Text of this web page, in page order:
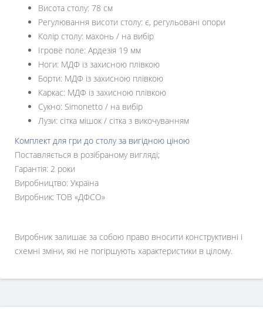
Висота столу: 78 см
Регулювання висоти столу: є, регульовані опори
Колір столу: махонь / на вибір
Ігрове поле: Ардезія 19 мм
Ноги: МДФ із захисною плівкою
Борти: МДФ із захисною плівкою
Каркас: МДФ із захисною плівкою
Сукно: Simonetto / на вибір
Лузи: сітка мішок / сітка з викочуванням
Комплект для гри до столу за вигідною ціною
Поставляється в розібраному вигляді;
Гарантія: 2 роки
Виробництво: Україна
Виробник: ТОВ «ДФСО»
Виробник залишає за собою право вносити конструктивні і
схемні зміни, які не погіршують характеристики в цілому.